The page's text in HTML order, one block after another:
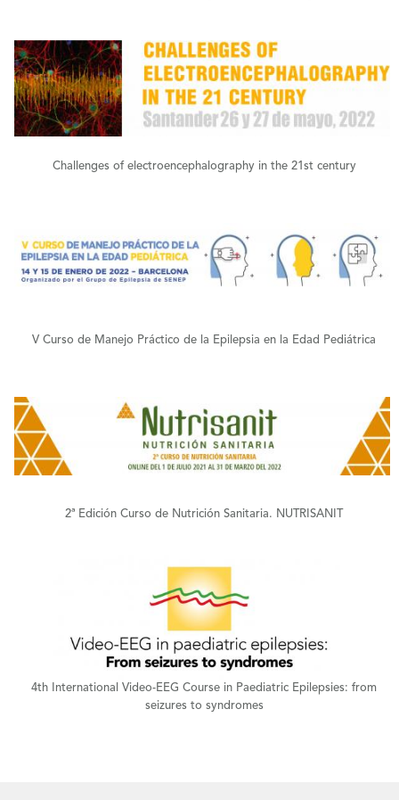
+
Challenges of electroencephalography in the 21st century
+
V Curso de Manejo Práctico de la Epilepsia en la Edad Pediátrica
+
2ª Edición Curso de Nutrición Sanitaria. NUTRISANIT
+
4th International Video-EEG Course in Paediatric Epilepsies: from
seizures to syndromes